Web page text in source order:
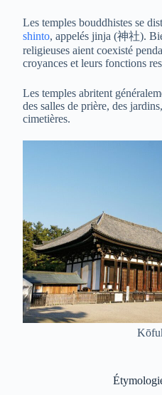
Les temples bouddhistes se
shinto, appelés jinja (神社).
religieuses aient coexisté
croyances et leurs fonctions
Les temples abritent
des salles de prière, des
cimetières.